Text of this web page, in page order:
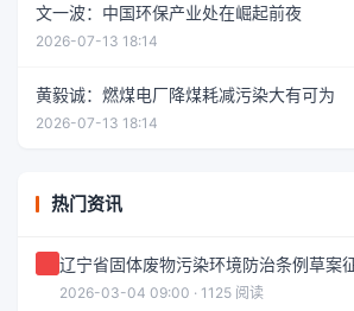
文一波：中国环保产业处在崛起前夜
2026-07-13 18:14
黄毅诚：燃煤电厂降煤耗减污染大有可为
2026-07-13 18:14
热门资讯
辽宁省固体废物污染环境防治条例草案
2026-03-04 09:00 · 1125 阅读